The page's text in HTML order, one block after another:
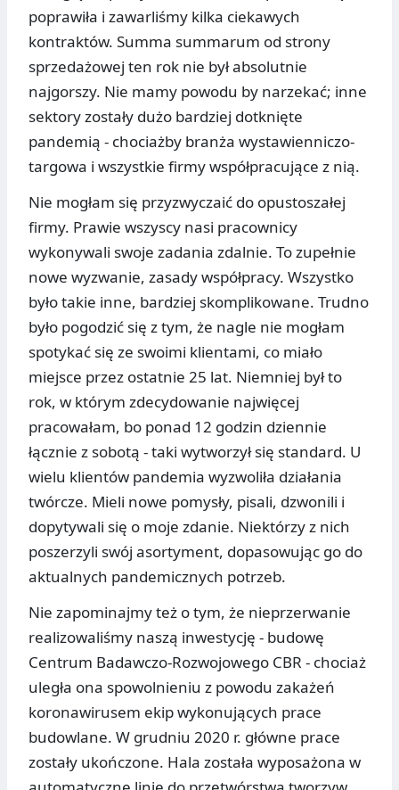
poprawiła i zawarliśmy kilka ciekawych
kontraktów. Summa summarum od strony
sprzedażowej ten rok nie był absolutnie
najgorszy. Nie mamy powodu by narzekać; inne
sektory zostały dużo bardziej dotknięte
pandemią - chociażby branża wystawienniczo-
targowa i wszystkie firmy współpracujące z nią.
Nie mogłam się przyzwyczaić do opustoszałej
firmy. Prawie wszyscy nasi pracownicy
wykonywali swoje zadania zdalnie. To zupełnie
nowe wyzwanie, zasady współpracy. Wszystko
było takie inne, bardziej skomplikowane. Trudno
było pogodzić się z tym, że nagle nie mogłam
spotykać się ze swoimi klientami, co miało
miejsce przez ostatnie 25 lat. Niemniej był to
rok, w którym zdecydowanie najwięcej
pracowałam, bo ponad 12 godzin dziennie
łącznie z sobotą - taki wytworzył się standard. U
wielu klientów pandemia wyzwoliła działania
twórcze. Mieli nowe pomysły, pisali, dzwonili i
dopytywali się o moje zdanie. Niektórzy z nich
poszerzyli swój asortyment, dopasowując go do
aktualnych pandemicznych potrzeb.
Nie zapominajmy też o tym, że nieprzerwanie
realizowaliśmy naszą inwestycję - budowę
Centrum Badawczo-Rozwojowego CBR - chociaż
uległa ona spowolnieniu z powodu zakażeń
koronawirusem ekip wykonujących prace
budowlane. W grudniu 2020 r. główne prace
zostały ukończone. Hala została wyposażona w